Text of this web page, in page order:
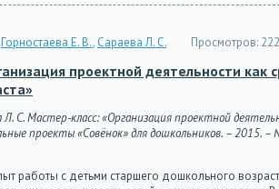
Горностаева Е. В., Сараева Л. С. Просмотров:
проектной деятельности как
Л. С. Мастер-класс: «Организация проектной
проекты «Совёнок» для дошкольников. – 2015.
работы с детьми старшего дошкольного